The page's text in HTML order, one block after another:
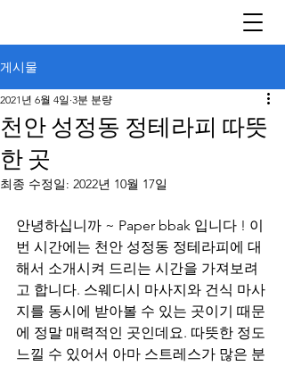
게시물
천안 성정동 정테라피 따뜻
한 곳
2021년 6월 4일 3분 분량
최종 수정일: 2022년 10월 17일
안녕하십니까 ~ Paper bbak 입니다 ! 이
번 시간에는 천안 성정동 정테라피에 대
해서 소개시켜 드리는 시간을 가져보려
고 합니다. 스웨디시 마사지와 건식 마사
지를 동시에 받아볼 수 있는 곳이기 때문
에 정말 매력적인 곳인데요. 따뜻한 정도
느낄 수 있어서 아마 스트레스가 많은 분